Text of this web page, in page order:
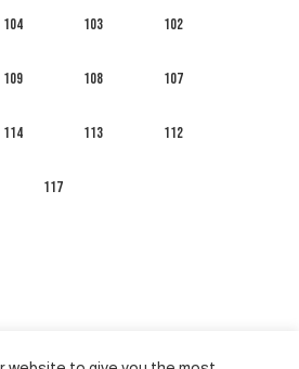
102
103
104
107
108
109
112
113
114
117